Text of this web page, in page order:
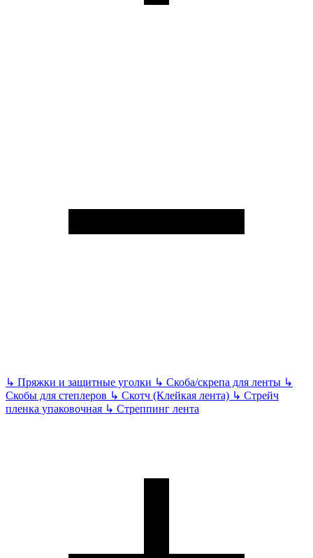
↳ Пряжки и защитные уголки ↳ Скоба/скрепа для ленты ↳
Скобы для степлеров ↳ Скотч (Клейкая лента) ↳ Стрейч
пленка упаковочная ↳ Стреппинг лента